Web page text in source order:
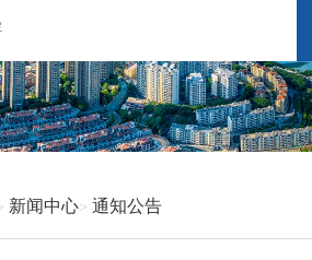
新闻中心 通知公告